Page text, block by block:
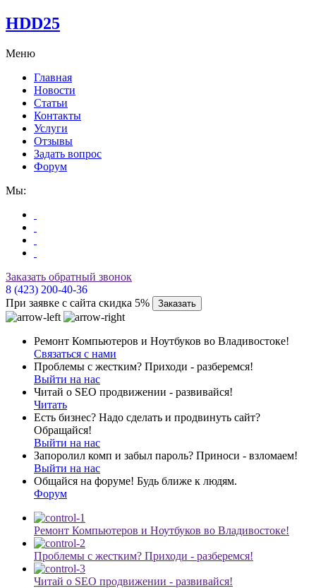
HDD25
Меню
Главная
Новости
Статьи
Контакты
Услуги
Отзывы
Задать вопрос
Форум
Мы:
Заказать обратный звонок
8 (423) 200-40-36
При заявке с сайта скидка 5%
Заказать
Ремонт Компьютеров и Ноутбуков во Владивостоке!
Связаться с нами
Проблемы с жестким? Приходи - разберемся!
Выйти на нас
Читай о SEO продвижении - развивайся!
Читать
Есть бизнес? Надо сделать и продвинуть сайт?
Обращайся!
Выйти на нас
Запоролил комп и забыл пароль? Приноси - взломаем!
Выйти на нас
Общайся на форуме! Будь ближе к людям.
Форум
Ремонт Компьютеров и Ноутбуков во Владивостоке!
Проблемы с жестким? Приходи - разберемся!
Читай о SEO продвижении - развивайся!